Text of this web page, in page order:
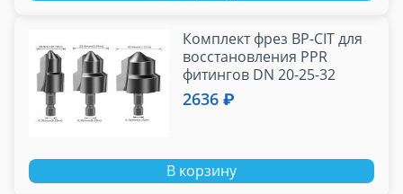
Комплект фрез BP-CIT для
восстановления PPR
фитингов DN 20-25-32
2636 ₽
В корзину